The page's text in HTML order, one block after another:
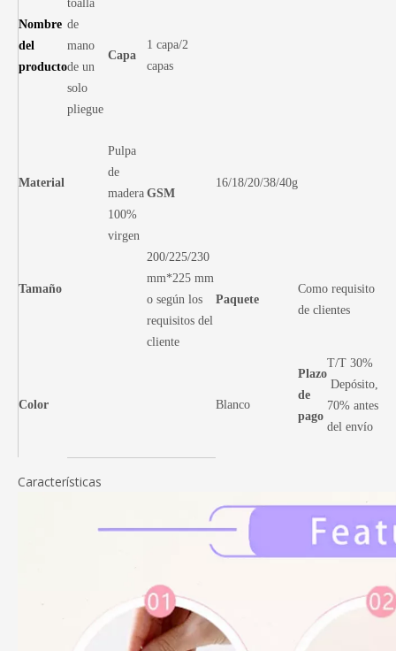
Nombre
del
producto
toalla
de
mano
de un
solo
pliegue
Capa
1 capa/2
capas
Material
Pulpa
de
madera
100%
virgen
GSM
16/18/20/38/40g
Tamaño
200/225/230
mm*225 mm
o según los
requisitos del
cliente
Paquete
Como requisito
de clientes
Color Blanco
Plazo
de
pago
T/T 30%
Depósito,
70% antes
del envío
Características